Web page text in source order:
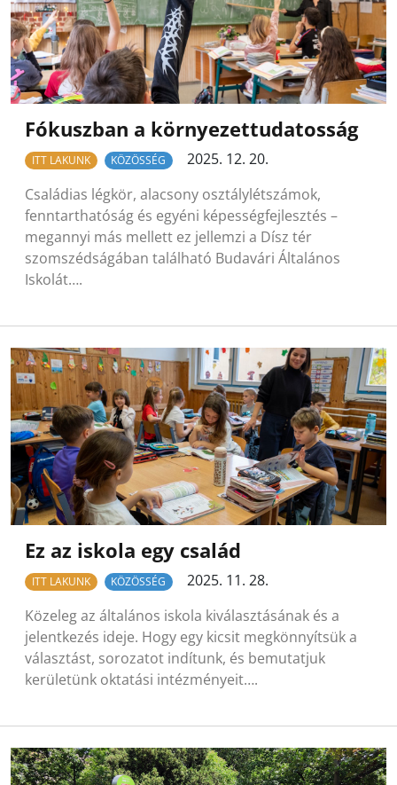
Fókuszban a környezettudatosság
ITT LAKUNK KÖZÖSSÉG
2025. 12. 20.
Családias légkör, alacsony osztálylétszámok,
fenntarthatóság és egyéni képességfejlesztés –
megannyi más mellett ez jellemzi a Dísz tér
szomszédságában található Budavári Általános
Iskolát….
Ez az iskola egy család
ITT LAKUNK KÖZÖSSÉG
2025. 11. 28.
Közeleg az általános iskola kiválasztásának és a
jelentkezés ideje. Hogy egy kicsit megkönnyítsük a
választást, sorozatot indítunk, és bemutatjuk
kerületünk oktatási intézményeit….